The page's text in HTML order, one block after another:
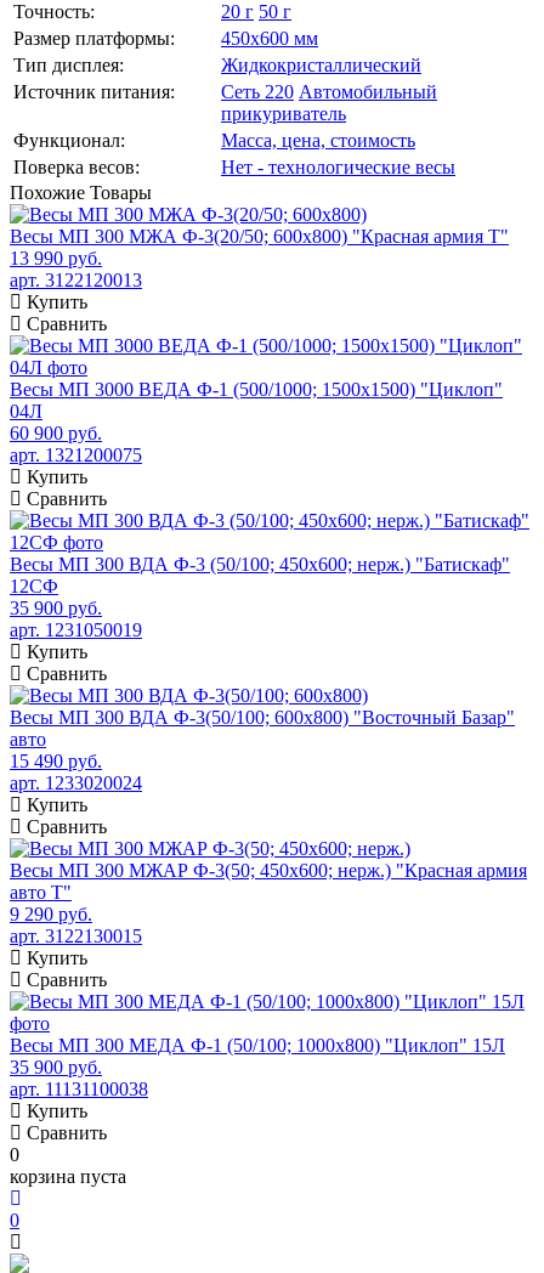
Точность: 20 г 50 г
Размер платформы:
450х600 мм
Тип дисплея:
Жидкокристаллический
Источник питания:
Сеть 220 Автомобильный
прикуриватель
Функционал:
Масса, цена, стоимость
Поверка весов:
Нет - технологические весы
Похожие Товары
Весы МП 300 МЖА Ф-3(20/50; 600х800) "Красная армия Т"
13 990 руб.
арт. 3122120013
Купить
Сравнить
Весы МП 3000 ВЕДА Ф-1 (500/1000; 1500х1500) "Циклоп"
04Л
60 900 руб.
арт. 1321200075
Купить
Сравнить
Весы МП 300 ВДА Ф-3 (50/100; 450х600; нерж.) "Батискаф"
12СФ
35 900 руб.
арт. 1231050019
Купить
Сравнить
Весы МП 300 ВДА Ф-3(50/100; 600х800) "Восточный Базар"
авто
15 490 руб.
арт. 1233020024
Купить
Сравнить
Весы МП 300 МЖАР Ф-3(50; 450х600; нерж.) "Красная армия
авто Т"
9 290 руб.
арт. 3122130015
Купить
Сравнить
Весы МП 300 МЕДА Ф-1 (50/100; 1000х800) "Циклоп" 15Л
35 900 руб.
арт. 11131100038
Купить
Сравнить
0
корзина пуста
0